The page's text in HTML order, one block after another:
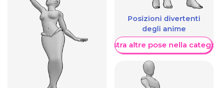
Posizioni divertenti
degli anime
Mostra altre pose nella